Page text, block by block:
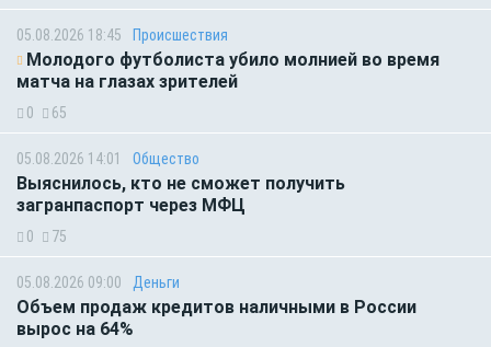
05.08.2026 18:45 Происшествия
Молодого футболиста убило молнией во время
матча на глазах зрителей
0 65
05.08.2026 14:01 Общество
Выяснилось, кто не сможет получить
загранпаспорт через МФЦ
0 75
05.08.2026 09:00 Деньги
Объем продаж кредитов наличными в России
вырос на 64%